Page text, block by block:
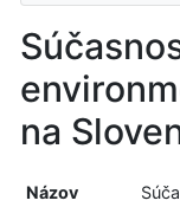
na
Názov